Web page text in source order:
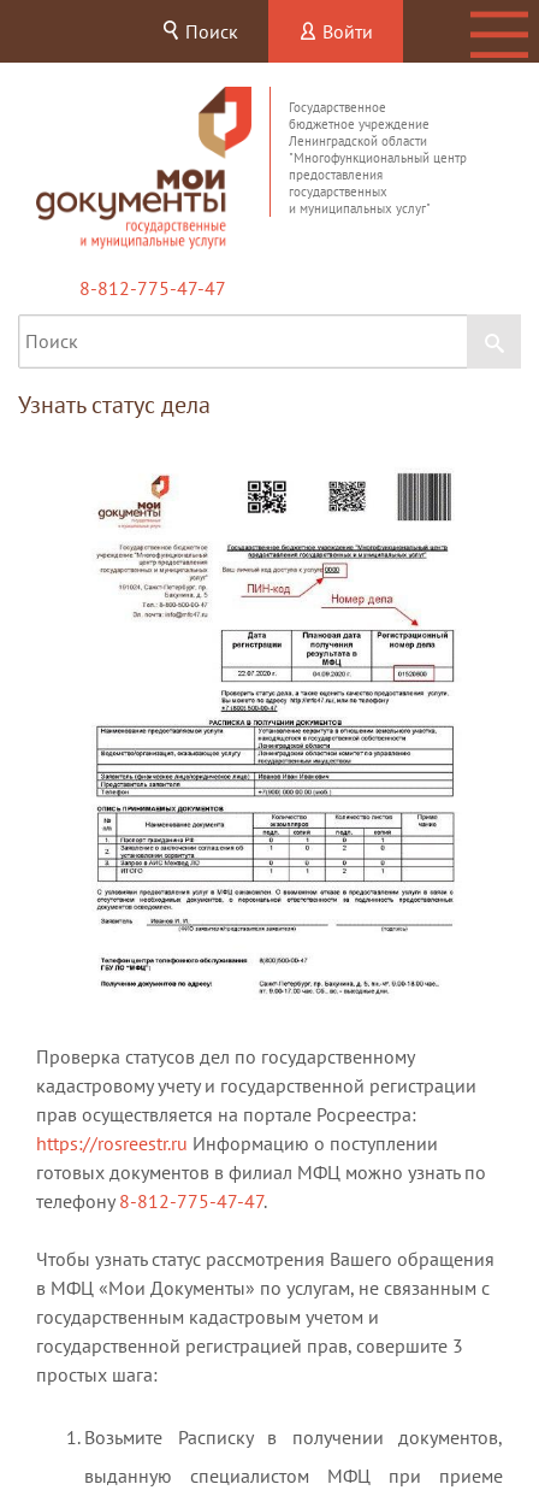
Поиск Войти
Государственное
бюджетное учреждение
Ленинградской области
"Многофункциональный центр
предоставления
государственных
и муниципальных услуг"
8-812-775-47-47
Узнать статус дела
Проверка статусов дел по государственному
кадастровому учету и государственной регистрации
прав осуществляется на портале Росреестра:
https://rosreestr.ru Информацию о поступлении
готовых документов в филиал МФЦ можно узнать по
телефону 8-812-775-47-47.
Чтобы узнать статус рассмотрения Вашего обращения
в МФЦ «Мои Документы» по услугам, не связанным с
государственным кадастровым учетом и
государственной регистрацией прав, совершите 3
простых шага:
Возьмите Расписку в получении документов,
выданную специалистом МФЦ при приеме